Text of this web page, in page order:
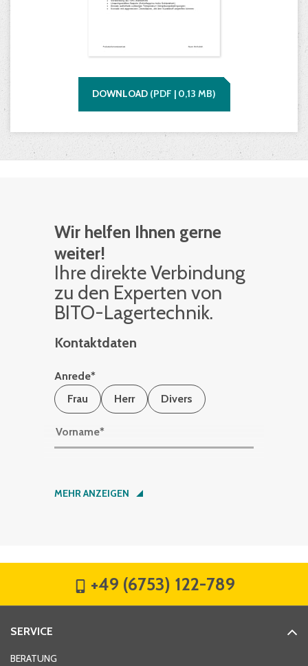
DOWNLOAD (PDF | 0,13 MB)
Wir helfen Ihnen gerne
weiter!
Ihre di­rek­te Ver­bin­dung
zu den Ex­per­ten von
BITO-La­ger­tech­nik.
Kontaktdaten
Anrede*
Frau
Herr Divers
Vorname*
Nachname*
Hausnummer
MEHR ANZEIGEN
+49 (6753) 122-789
SERVICE
BERATUNG